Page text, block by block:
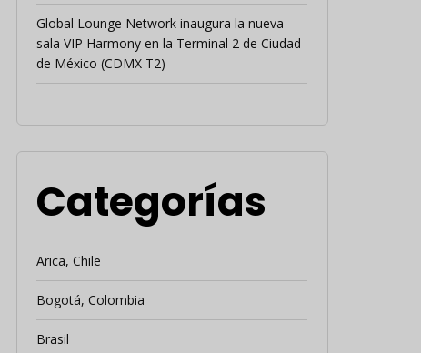
Global Lounge Network inaugura la nueva
sala VIP Harmony en la Terminal 2 de Ciudad
de México (CDMX T2)
Categorías
Arica, Chile
Bogotá, Colombia
Brasil